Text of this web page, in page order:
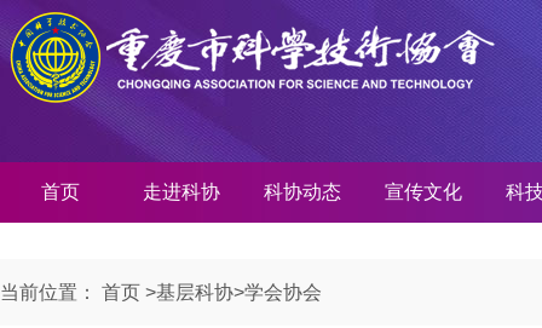
首页 走进科协 科协动态 宣传文化 科
当前位置： 首页 >基层科协>学会协会